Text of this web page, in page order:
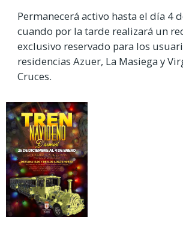
Permanecerá activo hasta el día 4
cuando por la tarde realizará un
exclusivo reservado para los
residencias Azuer, La Masiega y
Cruces.